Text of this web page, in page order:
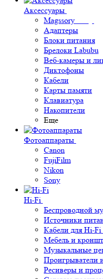
Аксессуары
Magssory
Адаптеры
Блоки питания
Брелоки Labubu
Веб-камеры и
Диктофоны
Кабели
Карты памяти
Клавиатура
Накопители
Еще
Фотоаппараты
Canon
FujiFilm
Nikon
Sony
Hi-Fi
Беспроводной
Источники
Кабели для Hi-Fi
Мебель и
Музыкальные
Проигрыватели
Ресиверы и